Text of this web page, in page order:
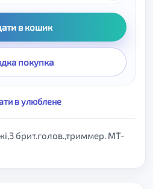
в кошик
покупка
в улюблене
брит.голов.,триммер. MT-